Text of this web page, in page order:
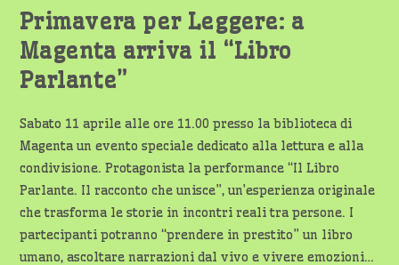
Primavera per Leggere: a
Magenta arriva il “Libro
Parlante”
Sabato 11 aprile alle ore 11.00 presso la biblioteca di
Magenta un evento speciale dedicato alla lettura e alla
condivisione. Protagonista la performance “Il Libro
Parlante. Il racconto che unisce”, un’esperienza originale
che trasforma le storie in incontri reali tra persone. I
partecipanti potranno “prendere in prestito” un libro
umano, ascoltare narrazioni dal vivo e vivere emozioni…